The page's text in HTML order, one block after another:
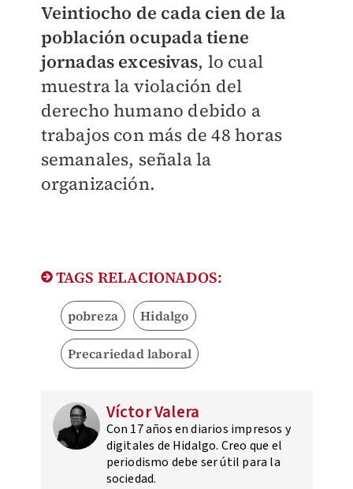
Veintiocho de cada cien de la
población ocupada tiene
jornadas excesivas, lo cual
muestra la violación del
derecho humano debido a
trabajos con más de 48 horas
semanales, señala la
organización.
TAGS RELACIONADOS:
pobreza Hidalgo
Precariedad laboral
Víctor Valera
Con 17 años en diarios impresos y
digitales de Hidalgo. Creo que el
periodismo debe ser útil para la
sociedad.